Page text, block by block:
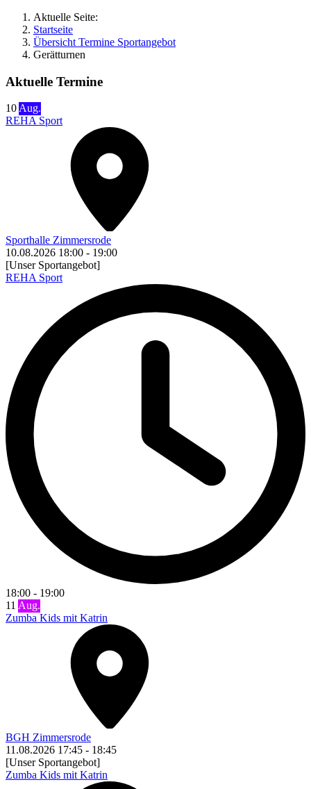
Aktuelle Seite:
Startseite
Übersicht Termine Sportangebot
Gerätturnen
Aktuelle Termine
10Aug.
REHA Sport
Sporthalle Zimmersrode
10.08.2026 18:00 - 19:00
[Unser Sportangebot]
REHA Sport
18:00 - 19:00
11 Aug.
Zumba Kids mit Katrin
BGH Zimmersrode
11.08.2026 17:45 - 18:45
[Unser Sportangebot]
Zumba Kids mit Katrin